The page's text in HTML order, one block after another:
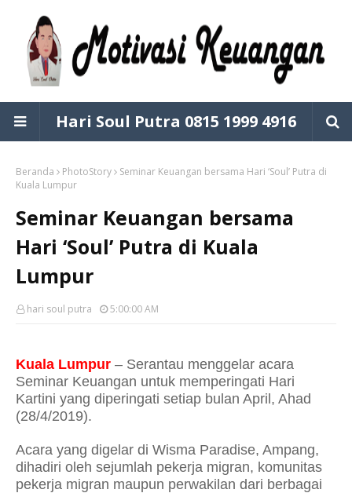
Hari Soul Putra 0815 1999 4916
Beranda PhotoStory
Seminar Keuangan bersama Hari ‘Soul’ Putra di
Kuala Lumpur
Seminar Keuangan bersama
Hari ‘Soul’ Putra di Kuala
Lumpur
hari soul putra 5:00:00 AM
Kuala Lumpur – Serantau menggelar acara
Seminar Keuangan untuk memperingati Hari
Kartini yang diperingati setiap bulan April, Ahad
(28/4/2019).
Acara yang digelar di Wisma Paradise, Ampang,
dihadiri oleh sejumlah pekerja migran, komunitas
pekerja migran maupun perwakilan dari berbagai